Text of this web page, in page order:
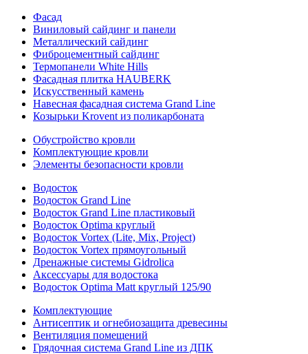
Фасад
Виниловый сайдинг и панели
Металлический сайдинг
Фиброцементный сайдинг
Термопанели White Hills
Фасадная плитка HAUBERK
Искусственный камень
Навесная фасадная система Grand Line
Козырьки Krovent из поликарбоната
Обустройство кровли
Комплектующие кровли
Элементы безопасности кровли
Водосток
Водосток Grand Line
Водосток Grand Line пластиковый
Водосток Optima круглый
Водосток Vortex (Lite, Mix, Project)
Водосток Vortex прямоугольный
Дренажные системы Gidrolica
Аксессуары для водостока
Водосток Optima Matt круглый 125/90
Комплектующие
Антисептик и огнебиозащита древесины
Вентиляция помещений
Грядочная система Grand Line из ДПК